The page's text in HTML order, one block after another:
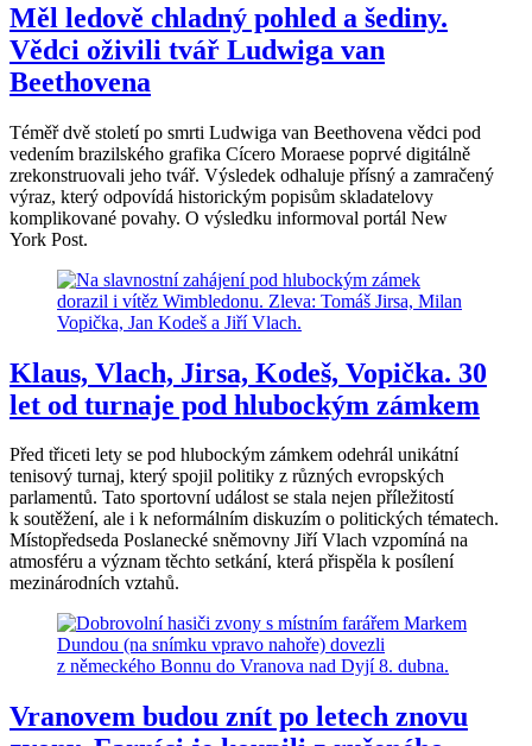
Měl ledově chladný pohled a šediny.
Vědci oživili tvář Ludwiga van
Beethovena
Téměř dvě století po smrti Ludwiga van Beethovena vědci pod
vedením brazilského grafika Cícero Moraese poprvé digitálně
zrekonstruovali jeho tvář. Výsledek odhaluje přísný a zamračený
výraz, který odpovídá historickým popisům skladatelovy
komplikované povahy. O výsledku informoval portál New
York Post.
Klaus, Vlach, Jirsa, Kodeš, Vopička. 30
let od turnaje pod hlubockým zámkem
Před třiceti lety se pod hlubockým zámkem odehrál unikátní
tenisový turnaj, který spojil politiky z různých evropských
parlamentů. Tato sportovní událost se stala nejen příležitostí
k soutěžení, ale i k neformálním diskuzím o politických tématech.
Místopředseda Poslanecké sněmovny Jiří Vlach vzpomíná na
atmosféru a význam těchto setkání, která přispěla k posílení
mezinárodních vztahů.
Vranovem budou znít po letech znovu